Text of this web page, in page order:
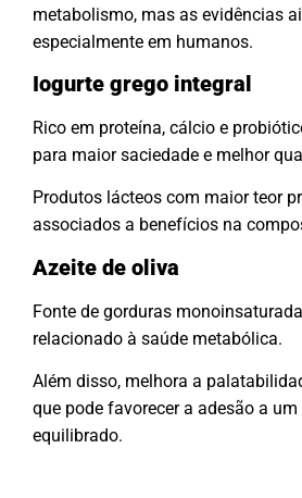
metabolismo, mas as evidências
especialmente em humanos.
Iogurte grego integral
Rico em proteína, cálcio e
para maior saciedade e melhor
Produtos lácteos com maior teor
associados a benefícios na
Azeite de oliva
Fonte de gorduras
relacionado à saúde metabólica.
Além disso, melhora a
que pode favorecer a adesão a
equilibrado.